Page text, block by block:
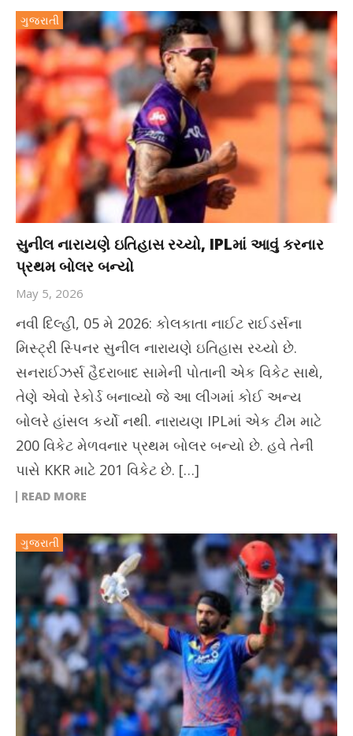
ગુજરાતી
સુનીલ નારાયણે ઇતિહાસ રચ્યો, IPLમાં આવું કરનાર
પ્રથમ બોલર બન્યો
May 5, 2026
નવી દિલ્હી, 05 મે 2026: કોલકાતા નાઈટ રાઈડર્સના
મિસ્ટ્રી સ્પિનર ​​સુનીલ નારાયણે ઇતિહાસ રચ્યો છે.
સનરાઈઝર્સ હૈદરાબાદ સામેની પોતાની એક વિકેટ સાથે,
તેણે એવો રેકોર્ડ બનાવ્યો જે આ લીગમાં કોઈ અન્ય
બોલરે હાંસલ કર્યો નથી. નારાયણ IPLમાં એક ટીમ માટે
200 વિકેટ મેળવનાર પ્રથમ બોલર બન્યો છે. હવે તેની
પાસે KKR માટે 201 વિકેટ છે. […]
READ MORE
ગુજરાતી